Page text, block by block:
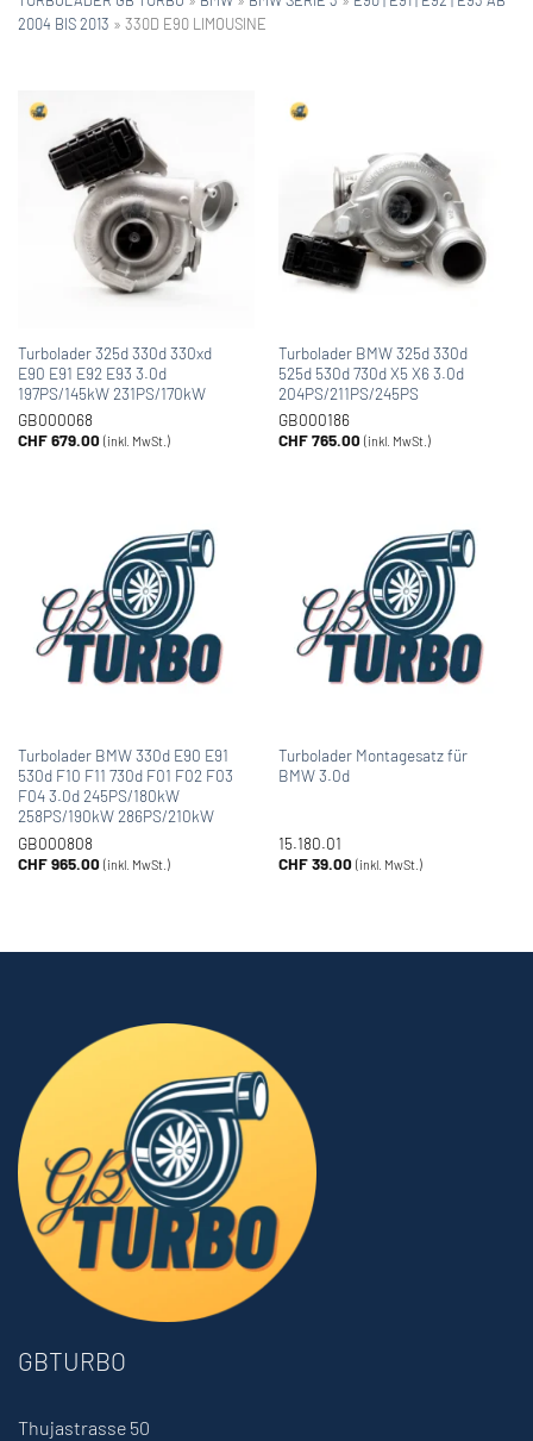
2004 BIS 2013 » 330D E90 LIMOUSINE
Turbolader 325d 330d 330xd
E90 E91 E92 E93 3.0d
197PS/145kW 231PS/170kW
GB000068
CHF679.00 (inkl. MwSt.)
Turbolader BMW 325d 330d
525d 530d 730d X5 X6 3.0d
204PS/211PS/245PS
GB000186
CHF765.00 (inkl. MwSt.)
Turbolader BMW 330d E90 E91
530d F10 F11 730d F01 F02 F03
F04 3.0d 245PS/180kW
258PS/190kW 286PS/210kW
GB000808
CHF965.00 (inkl. MwSt.)
Turbolader Montagesatz für
BMW 3.0d
15.180.01
CHF39.00 (inkl. MwSt.)
GBTURBO
Thujastrasse 50